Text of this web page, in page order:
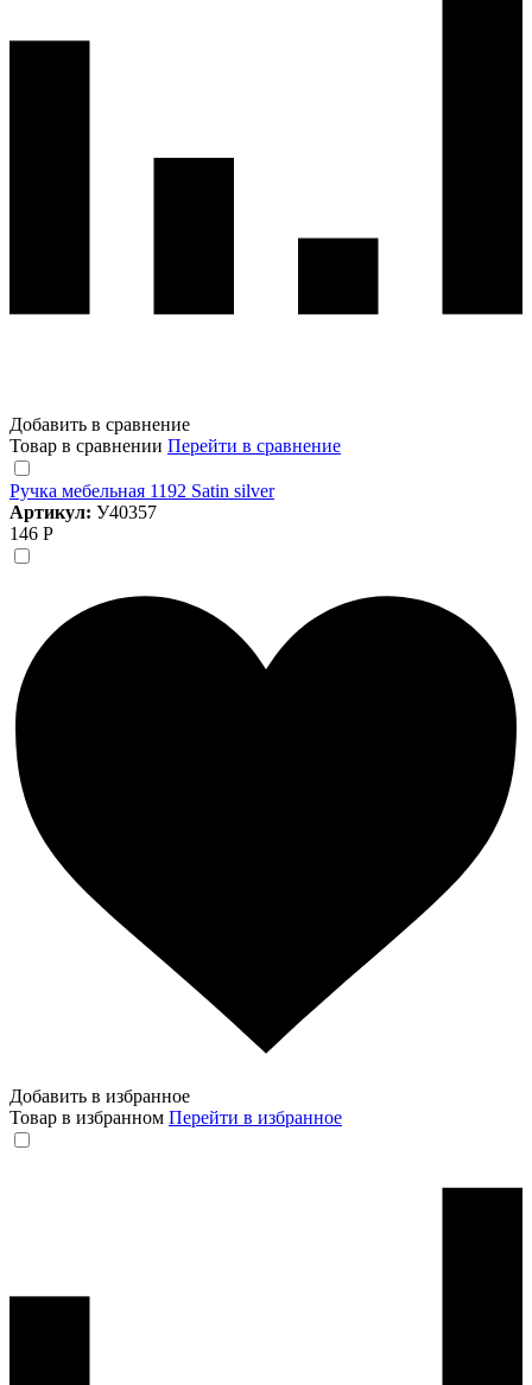
Добавить в сравнение
Товар в сравнении Перейти в сравнение
Ручка мебельная 1192 Satin silver
Артикул: У40357
146 Р
Добавить в избранное
Товар в избранном Перейти в избранное